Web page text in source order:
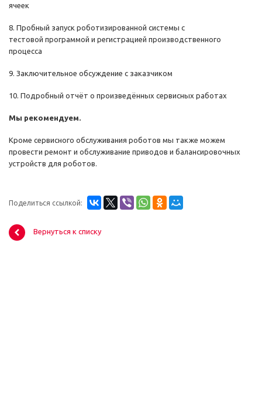
ячеек
8. Пробный запуск роботизированной системы с
тестовой программой и регистрацией производственного
процесса
9. Заключительное обсуждение с заказчиком
10. Подробный отчёт о произведённых сервисных работах
Мы рекомендуем.
Кроме сервисного обслуживания роботов мы также можем
провести ремонт и обслуживание приводов и балансировочных
устройств для роботов.
Поделиться ссылкой:
Вернуться к списку